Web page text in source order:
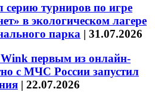
серию турниров по игре
в экологическом лагере
парка | 31.07.2026
первым из онлайн-
с МЧС России запустил
| 22.07.2026